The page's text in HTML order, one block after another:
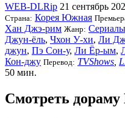
WEB-DLRip 21 сентябрь
Страна: Корея Южная
Хан Джэ-рим Жанр: Сериалы
Джун-ёль, Чхон У-хи, Ли
джун, Пэ Сон-у, Ли Ёр-ым,
Кон-джу Перевод: TVShows
50 мин.
Смотреть